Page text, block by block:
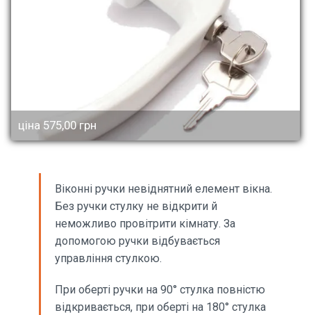
ціна 575,00 грн
Віконні ручки невіднятний елемент вікна.
Без ручки стулку не відкрити й
неможливо провітрити кімнату. За
допомогою ручки відбувається
управління стулкою.
При оберті ручки на 90° стулка повністю
відкривається, при оберті на 180° стулка